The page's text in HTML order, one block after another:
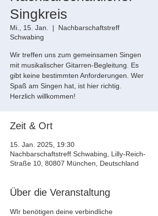
Singkreis
Mi., 15. Jan.
  |
Nachbarschaftstreff
Schwabing
Wir treffen uns zum gemeinsamen Singen
mit musikalischer Gitarren-Begleitung. Es
gibt keine bestimmten Anforderungen. Wer
Spaß am Singen hat, ist hier richtig.
Herzlich willkommen!
Zeit & Ort
15. Jan. 2025, 19:30
Nachbarschaftstreff Schwabing, Lilly-Reich-
Straße 10, 80807 München, Deutschland
Über die Veranstaltung
WIr benötigen deine verbindliche